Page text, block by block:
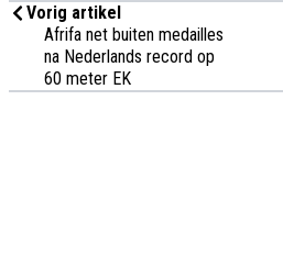
Vorig artikel
Afrifa net buiten medailles
na Nederlands record op
60 meter EK